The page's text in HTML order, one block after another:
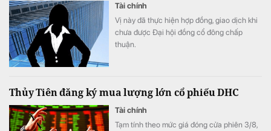
Tài chính
Vị này đã thực hiện hợp đồng, giao dịch khi
chưa được Đại hội đồng cổ đông chấp
thuận.
Thủy Tiên đăng ký mua lượng lớn cổ phiếu DHC
Tài chính
Tạm tính theo mức giá đóng cửa phiên 3/8,